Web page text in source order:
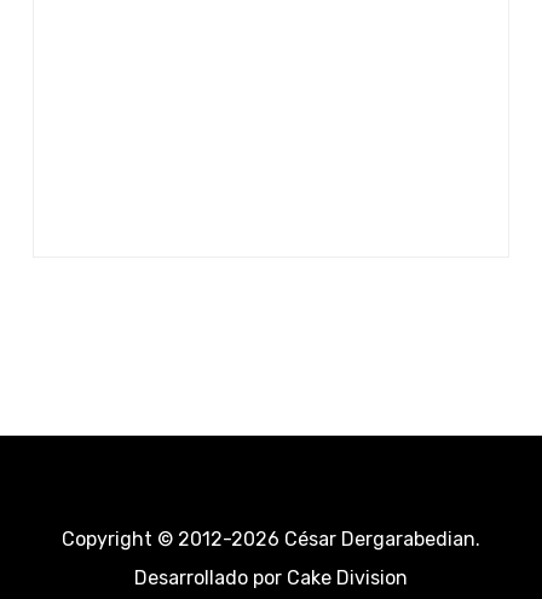
Copyright © 2012-2026 César Dergarabedian.
Desarrollado porCake Division